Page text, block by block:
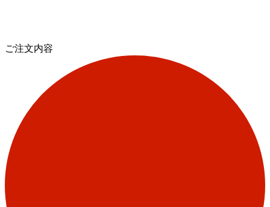
ご注文内容